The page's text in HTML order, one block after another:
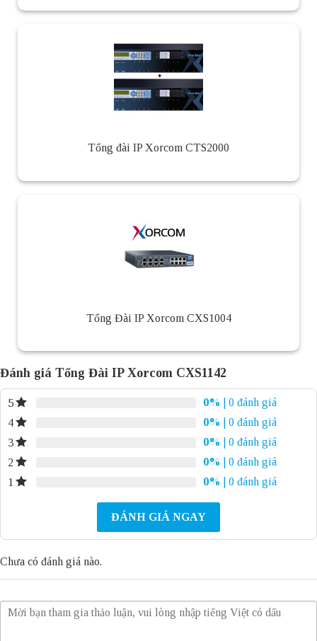
Tổng đài IP Xorcom CTS2000
Tổng Đài IP Xorcom CXS1004
Đánh giá Tổng Đài IP Xorcom CXS1142
5 0%
| 0 đánh giá
4
0%
| 0 đánh giá
3
0%
| 0 đánh giá
2
0%
| 0 đánh giá
1
0% | 0 đánh giá
ĐÁNH GIÁ NGAY
Chưa có đánh giá nào.